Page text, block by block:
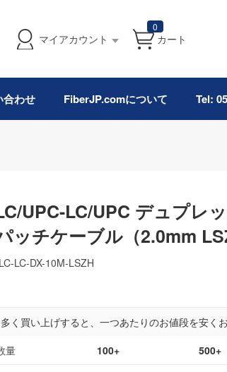
マイアカウント
0
カート
合わせ FiberJP.comについて Tel:
UPC-LC/UPC デュプレ
ッチケーブル（2.0mm
LC-DX-10M-LSZH
く買い上げすると、一つあたりのお値段を安く
量
100+ 500+